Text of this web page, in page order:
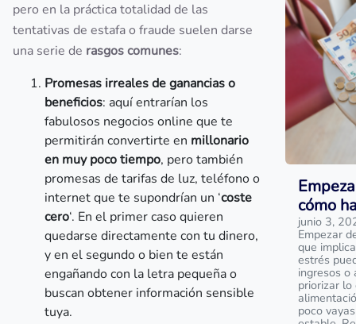
pero en la práctica totalidad de las
tentativas de estafa o fraude suelen darse
una serie de rasgos comunes:
Promesas irreales de ganancias o
beneficios: aquí entrarían los
fabulosos negocios online que te
permitirán convertirte en millonario
en muy poco tiempo, pero también
promesas de tarifas de luz, teléfono o
internet que te supondrían un ‘coste
cero‘. En el primer caso quieren
quedarse directamente con tu dinero,
y en el segundo o bien te están
engañando con la letra pequeña o
buscan obtener información sensible
tuya.
cómo
junio 3,
Empezar
que
estrés
ingresos o
priorizar lo
poco